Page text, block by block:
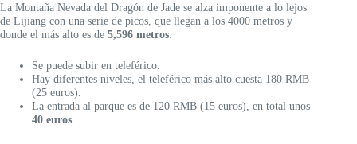
La Montaña Nevada del Dragón de Jade se alza imponente a lo lejos
de Lijiang con una serie de picos, que llegan a los 4000 metros y
donde el más alto es de 5,596 metros:
Se puede subir en teleférico.
Hay diferentes niveles, el teleférico más alto cuesta 180 RMB
(25 euros).
La entrada al parque es de 120 RMB (15 euros), en total unos
40 euros